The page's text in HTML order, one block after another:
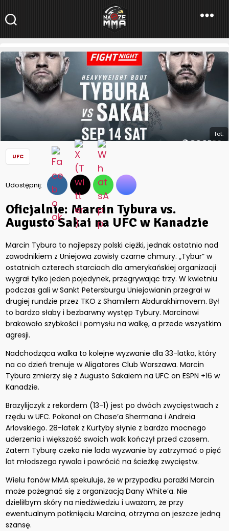
NaszeMMA
NaszeMMA.pl»Aktualności»Świat»UFC»Oficjalnie: Marcin
Tybura vs. Augusto Sakai na UFC w Kanadzie
fot.
UFC
Udostępnij:
Oficjalnie: Marcin Tybura vs.
Augusto Sakai na UFC w Kanadzie
Marcin Tybura to najlepszy polski ciężki, jednak ostatnio nad
zawodnikiem z Uniejowa zawisły czarne chmury. „Tybur” w
ostatnich czterech starciach dla amerykańskiej organizacji
wygrał tylko jeden pojedynek, przegrywając trzy. W kwietniu
podczas gali w Sankt Petersburgu Uniejowianin przegrał w
drugiej rundzie przez TKO z Shamilem Abdurakhimovem. Był
to bardzo słaby i bezbarwny występ Tybury. Marcinowi
brakowało szybkości i pomysłu na walkę, a przede wszystkim
agresji.
Nadchodząca walka to kolejne wyzwanie dla 33-latka, który
na co dzień trenuje w Aligatores Club Warszawa. Marcin
Tybura zmierzy się z Augusto Sakaiem na UFC on ESPN +16 w
Kanadzie.
Brazylijczyk z rekordem (13-1) jest po dwóch zwycięstwach z
rzędu w UFC. Pokonał on Chase’a Shermana i Andreia
Arlovskiego. 28-latek z Kurtyby słynie z bardzo mocnego
uderzenia i większość swoich walk kończył przed czasem.
Zatem Tyburę czeka nie lada wyzwanie by zatrzymać o pięć
lat młodszego rywala i powrócić na ścieżkę zwycięstw.
Wielu fanów MMA spekuluje, że w przypadku porażki Marcin
może pożegnać się z organizacją Dany White’a. Nie
dzieliłbym skóry na niedźwiedziu i uważam, że przy
ewentualnym potknięciu Marcina, otrzyma on jeszcze jedną
szansę.